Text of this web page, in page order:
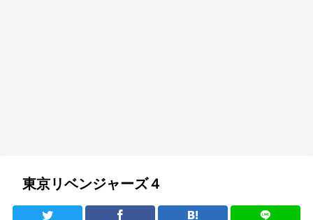
東京リベンジャーズ４